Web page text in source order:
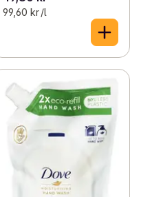
99,60 kr /l